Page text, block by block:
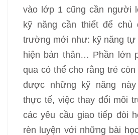
vào lớp 1 cũng cần người
kỹ năng cần thiết để chủ
trường mới như: kỹ năng tự
hiện bản thân… Phần lớn
qua có thể cho rằng trẻ
được những kỹ năng
thực tế, việc thay đổi môi
các yêu cầu giao tiếp đòi
rèn luyện với những bài